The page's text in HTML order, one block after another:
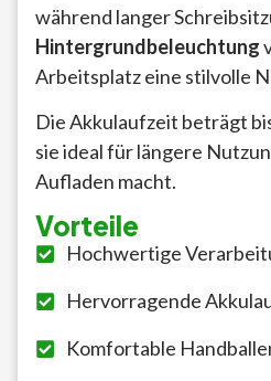
während langer
Hintergrundbeleuchtung
Arbeitsplatz eine stilvolle
Die Akkulaufzeit beträgt
sie ideal für längere
Aufladen macht.
Vorteile
Hochwertige
Hervorragende
Komfortable